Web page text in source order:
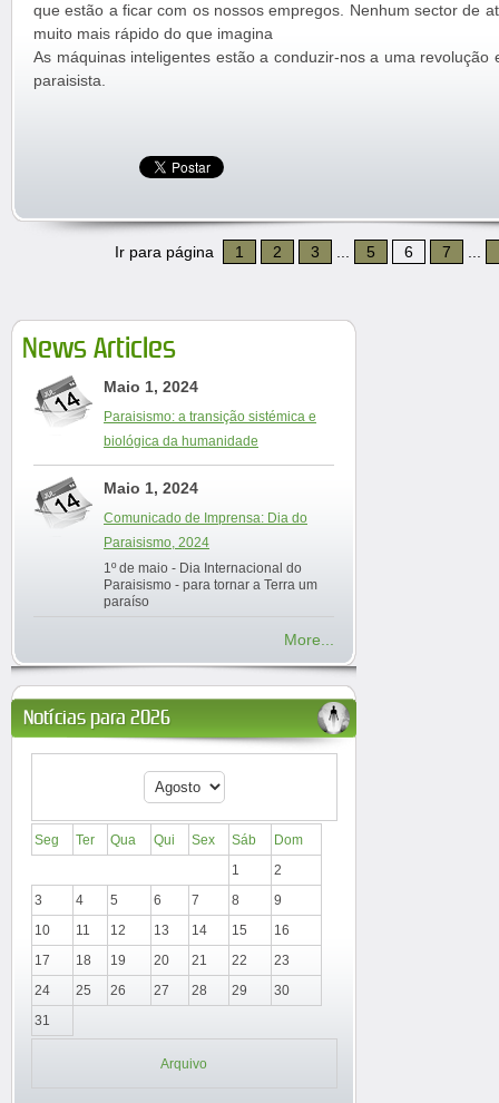
que estão a ficar com os nossos empregos. Nenhum sector de
muito mais rápido do que imagina
As máquinas inteligentes estão a conduzir-nos a uma revolução
paraisista.
Ir para página 1 2 3 5 6 7
News Articles
Maio 1, 2024
Paraisismo: a transição sistémica e
biológica da humanidade
Maio 1, 2024
Comunicado de Imprensa: Dia do
Paraisismo, 2024
1º de maio - Dia Internacional do
Paraisismo - para tornar a Terra um
paraíso
More...
Notícias para 2026
Seg Ter Qua Qui Sex Sáb
Dom
1
2
3
4 5 6 7 8
9
10
11 12 13 14 15
16
17
18 19 20 21 22
23
24
25 26 27 28 29
30
31
Arquivo